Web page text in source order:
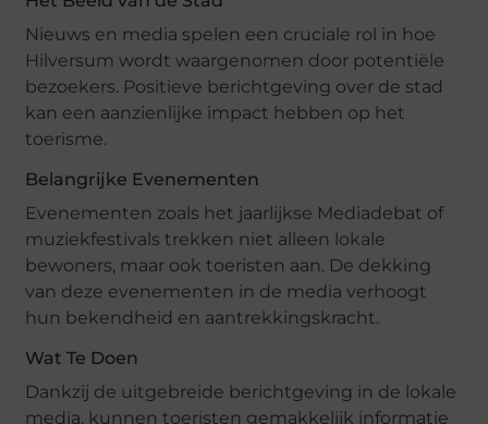
Nieuws en media spelen een cruciale rol in hoe
Hilversum wordt waargenomen door potentiële
bezoekers. Positieve berichtgeving over de stad
kan een aanzienlijke impact hebben op het
toerisme.
Belangrijke Evenementen
Evenementen zoals het jaarlijkse Mediadebat of
muziekfestivals trekken niet alleen lokale
bewoners, maar ook toeristen aan. De dekking
van deze evenementen in de media verhoogt
hun bekendheid en aantrekkingskracht.
Wat Te Doen
Dankzij de uitgebreide berichtgeving in de lokale
media, kunnen toeristen gemakkelijk informatie